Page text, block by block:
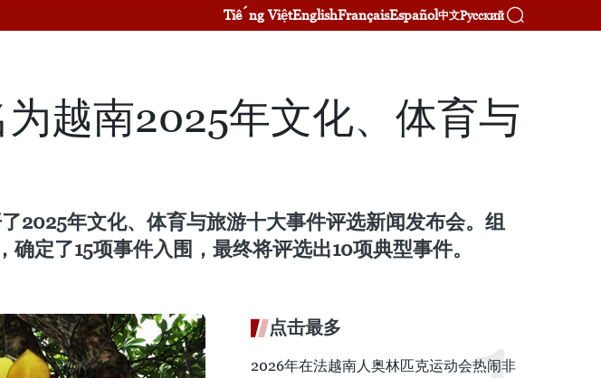
Tiếng ViệtEnglishFrançaisEspañol中文Русский
越南2025年文化、体育与
2025年文化、体育与旅游十大事件评选新闻发布会。组
定了15项事件入围，最终将评选出10项典型事件。
点击最多
2026年在法越南人奥林匹克运动会热闹非